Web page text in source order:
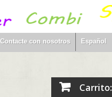
Español
Contacte con nosotros
Carrito: